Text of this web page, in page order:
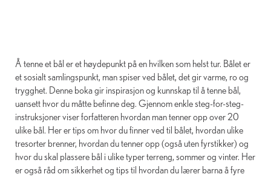
Å tenne et bål er et høydepunkt på en hvilken som helst tur. Bålet er
et sosialt samlingspunkt, man spiser ved bålet, det gir varme, ro og
trygghet. Denne boka gir inspirasjon og kunnskap til å tenne bål,
uansett hvor du måtte befinne deg. Gjennom enkle steg-for-steg-
instruksjoner viser forfatteren hvordan man tenner opp over 20
ulike bål. Her er tips om hvor du finner ved til bålet, hvordan ulike
tresorter brenner, hvordan du tenner opp (også uten fyrstikker) og
hvor du skal plassere bål i ulike typer terreng, sommer og vinter. Her
er også råd om sikkerhet og tips til hvordan du lærer barna å fyre